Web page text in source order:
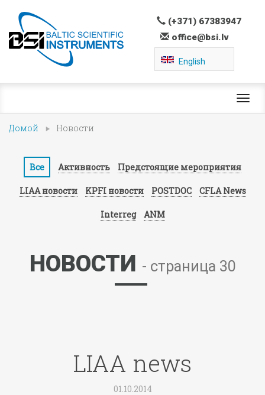
(+371) 67383947
office@bsi.lv
English
Домой Новости
Все Активность Предстоящие мероприятия
LIAA новости KPFI новости POSTDOC CFLA News
Interreg ANM
НОВОСТИ - страница 30
LIAA news
01.10.2014